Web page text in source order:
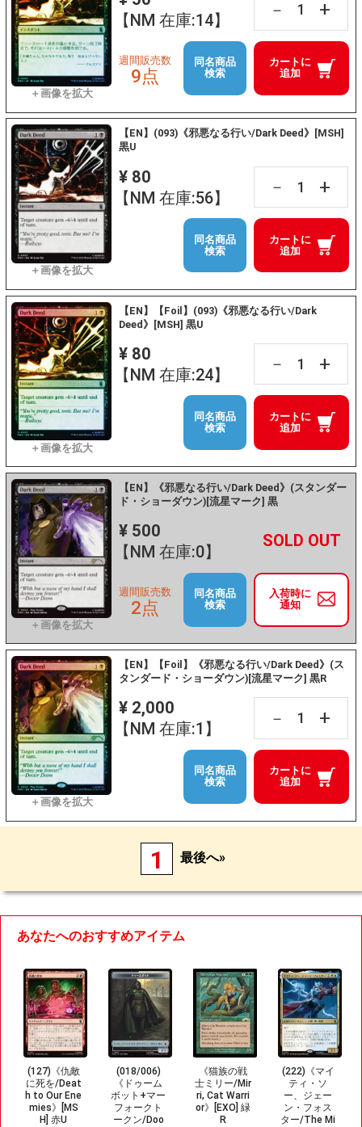
【NM 在庫:14】
－ +
カートに
追加
週間販売数
9点
同名商品
検索
【EN】(093)《邪悪なる行い/Dark Deed》[MSH]
黒U
¥ 80
【NM 在庫:56】
－ +
カートに
追加
同名商品
検索
【EN】【Foil】(093)《邪悪なる行い/Dark
Deed》[MSH] 黒U
¥ 80
【NM 在庫:24】
－ +
カートに
追加
同名商品
検索
【EN】《邪悪なる行い/Dark Deed》(スタンダー
ド・ショーダウン)[流星マーク] 黒
¥ 500
【NM 在庫:0】
－ +
入荷時に
通知
週間販売数
2点
同名商品
検索
【EN】【Foil】《邪悪なる行い/Dark Deed》(ス
タンダード・ショーダウン)[流星マーク] 黒R
¥ 2,000
【NM 在庫:1】
－ +
カートに
追加
同名商品
検索
1 最後へ»
あなたへのおすすめアイテム
(127)《仇敵
に死を/Deat
h to Our Ene
mies》[MS
H] 赤U
(018/006)
《ドゥーム
ボット+マー
フォークト
ークン/Doo
《猫族の戦
士ミリー/Mir
ri, Cat Warri
or》[EXO] 緑
R
(222)《マイ
ティ・ソ
ー、ジェー
ン・フォス
ター/The Mi